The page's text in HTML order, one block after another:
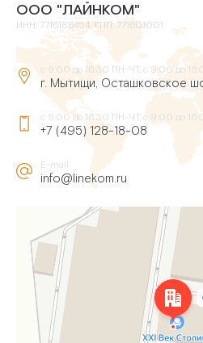
ООО "ЛАЙНКОМ"
ИНН: 7716186454, КПП: 771601001
с 9:00 до 16:30 ПН-ЧТ, с 9:00 до
г. Мытищи, Осташковское
с 9:00 до 16:30 ПН-ЧТ, с 9:00 до
+7 (495) 128-18-08
E-mail
info@linekom.ru